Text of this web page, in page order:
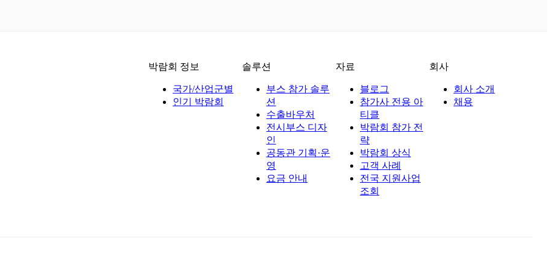
박람회 정보
국가/산업군별
인기 박람회
솔루션
부스 참가 솔루
션
수출바우처
전시부스 디자
인
공동관 기획·운
영
요금 안내
자료
블로그
참가사 전용 아
티클
박람회 참가 전
략
박람회 상식
고객 사례
전국 지원사업
조회
회사
회사 소개
채용